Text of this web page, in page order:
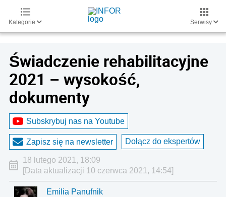
Kategorie Serwisy
Świadczenie rehabilitacyjne
2021 – wysokość,
dokumenty
Subskrybuj nas na Youtube
Zapisz się na newsletter Dołącz do ekspertów
18 lutego 2021, 18:09
[Data aktualizacji 10 czerwca 2021, 14:54]
Emilia Panufnik